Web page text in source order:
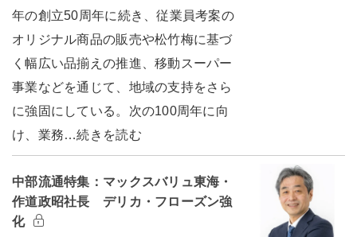
年の創立50周年に続き、従業員考案の
オリジナル商品の販売や松竹梅に基づ
く幅広い品揃えの推進、移動スーパー
事業などを通じて、地域の支持をさら
に強固にしている。次の100周年に向
け、業務…続きを読む
中部流通特集：マックスバリュ東海・
作道政昭社長 デリカ・フローズン強
化